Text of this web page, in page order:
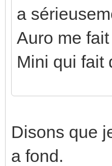
a
Auro me
Mini qui fait
Disons que
a fond.